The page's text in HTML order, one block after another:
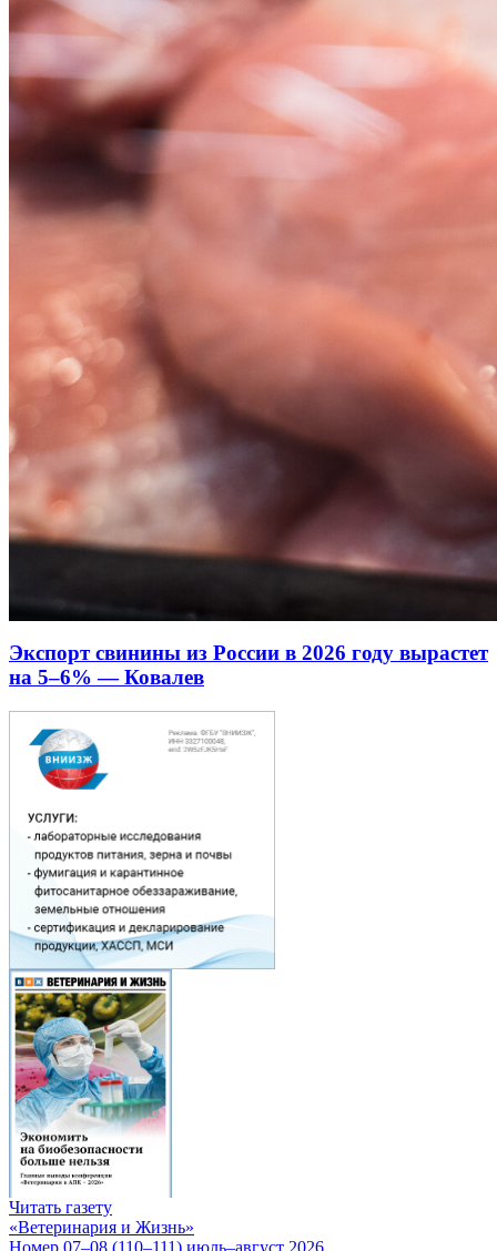
Экспорт свинины из России в 2026 году вырастет
на 5–6% — Ковалев
Читать газету
«Ветеринария и Жизнь»
Номер 07–08 (110–111) июль–август 2026